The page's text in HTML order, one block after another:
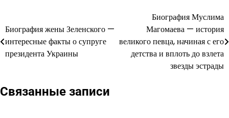
по
записям
Биография жены Зеленского —
интересные факты о супруге
президента Украины
Биография Муслима
Магомаева — история
великого певца, начиная с его
детства и вплоть до взлета
звезды эстрады
Связанные записи